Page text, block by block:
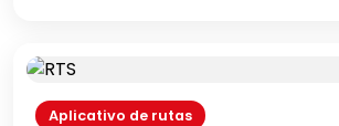
Aplicativo de rutas